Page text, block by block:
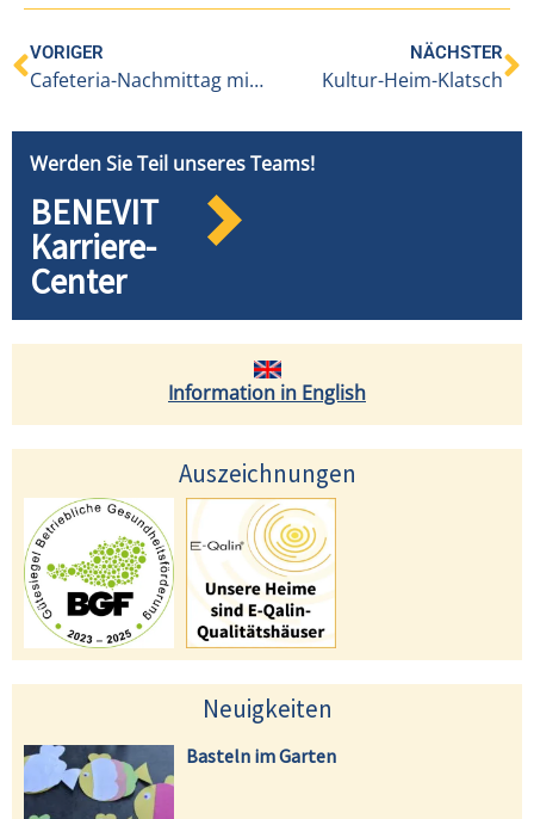
VORIGER
Cafeteria-Nachmittag mit dem Akkordeonklub Altach
NÄCHSTER
Kultur-Heim-Klatsch
Werden Sie Teil unseres Teams!
BENEVIT
Karriere-
Center
Information in English
Auszeichnungen
Neuigkeiten
Basteln im Garten